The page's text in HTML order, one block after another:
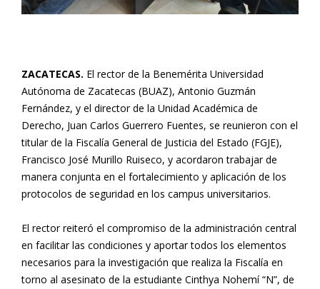
ZACATECAS. El rector de la Benemérita Universidad
Autónoma de Zacatecas (BUAZ), Antonio Guzmán
Fernández, y el director de la Unidad Académica de
Derecho, Juan Carlos Guerrero Fuentes, se reunieron con el
titular de la Fiscalía General de Justicia del Estado (FGJE),
Francisco José Murillo Ruiseco, y acordaron trabajar de
manera conjunta en el fortalecimiento y aplicación de los
protocolos de seguridad en los campus universitarios.
El rector reiteró el compromiso de la administración central
en facilitar las condiciones y aportar todos los elementos
necesarios para la investigación que realiza la Fiscalía en
torno al asesinato de la estudiante Cinthya Nohemí “N”, de